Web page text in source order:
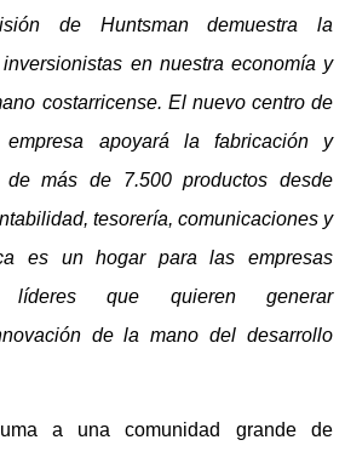
de Huntsman demuestra la
en nuestra economía y
costarricense. El nuevo centro de
apoyará la fabricación y
de más de 7.500 productos desde
tesorería, comunicaciones y
es un hogar para las empresas
líderes que quieren generar
de la mano del desarrollo
a una comunidad grande de